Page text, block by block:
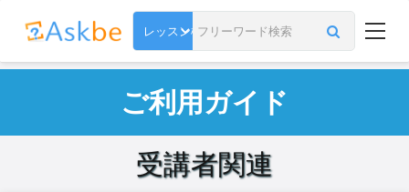
ご利用ガイド
受講者関連